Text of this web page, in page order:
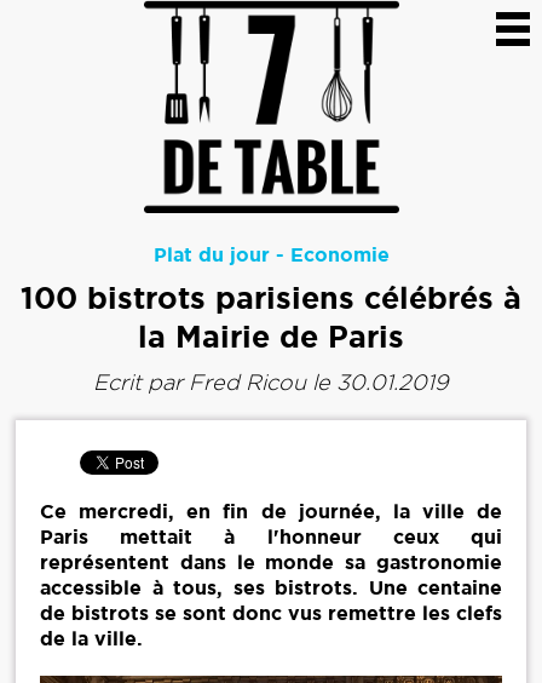
Plat du jour- Economie
100 bistrots parisiens célébrés à
la Mairie de Paris
Ecrit par Fred Ricoule 30.01.2019
Ce mercredi, en fin de journée, la ville de
Paris mettait à l'honneur ceux qui
représentent dans le monde sa gastronomie
accessible à tous, ses bistrots. Une centaine
de bistrots se sont donc vus remettre les clefs
de la ville.